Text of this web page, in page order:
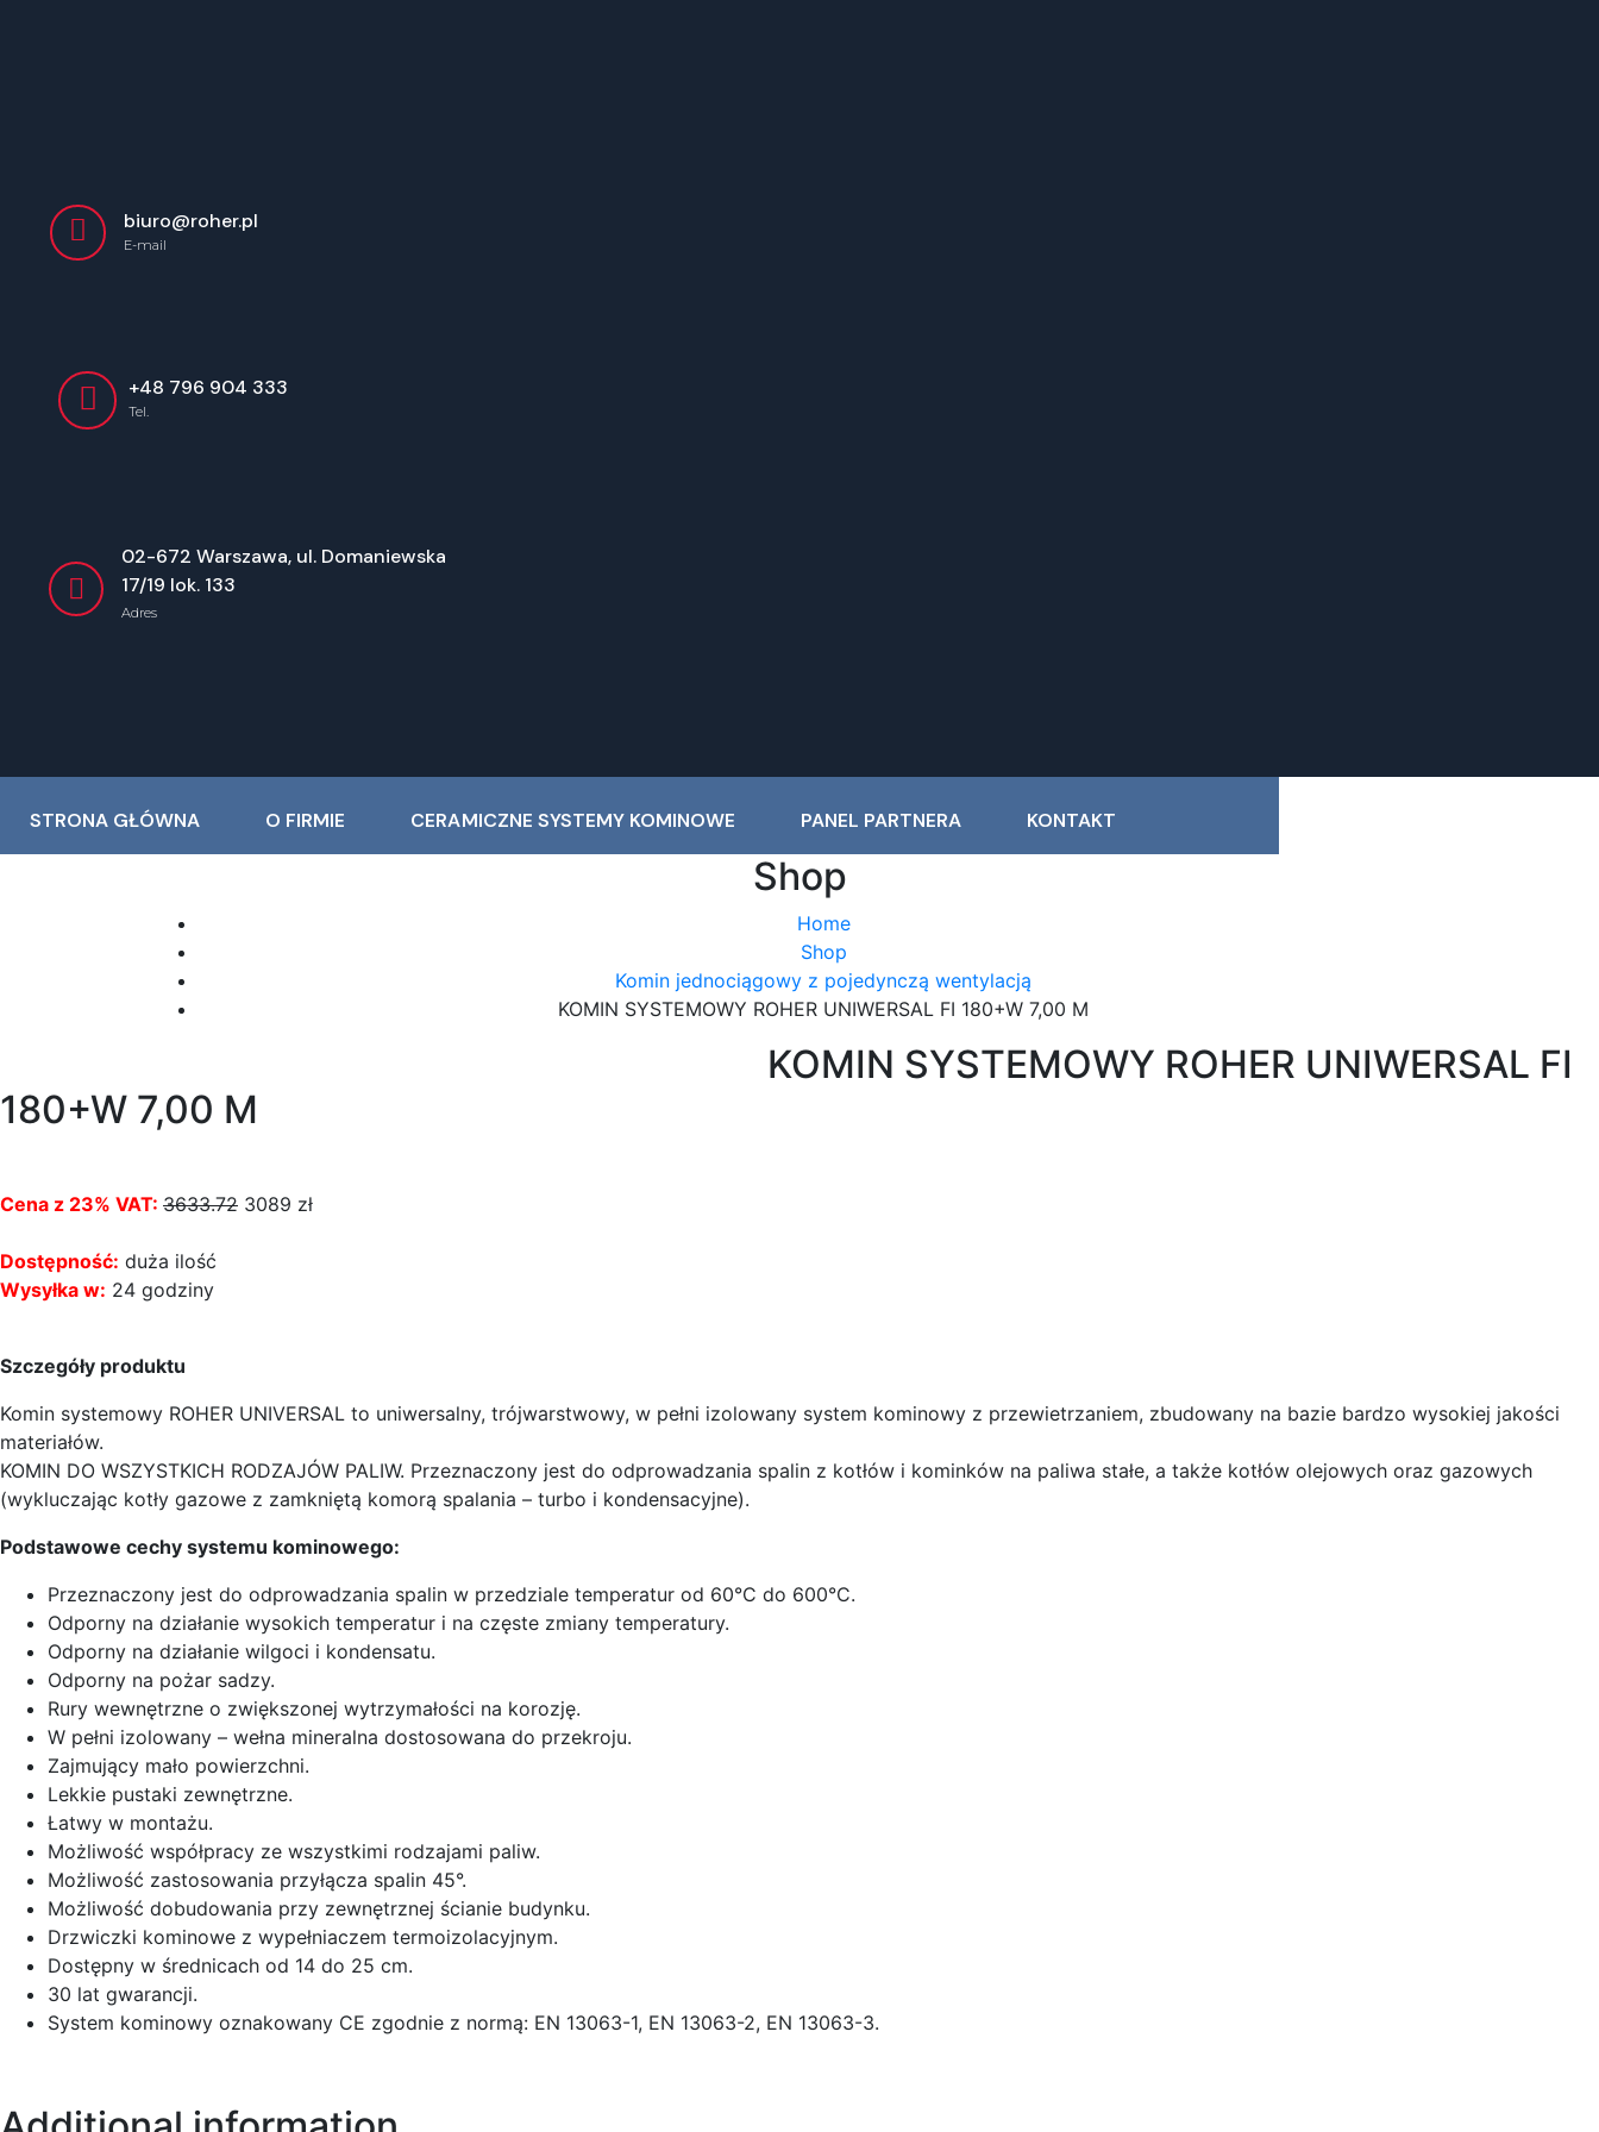
biuro@roher.pl
E-mail
+48 796 904 333
Tel.
02-672 Warszawa, ul. Domaniewska
17/19 lok. 133
Adres
STRONA GŁÓWNA O FIRMIE CERAMICZNE SYSTEMY KOMINOWE PANEL PARTNERA KONTAKT
Shop
Home
Shop
Komin jednociągowy z pojedynczą wentylacją
KOMIN SYSTEMOWY ROHER UNIWERSAL FI 180+W 7,00 M
KOMIN SYSTEMOWY ROHER UNIWERSAL FI
180+W 7,00 M
Cena z 23% VAT: 3633.72 3089 zł
Dostępność: duża ilość
Wysyłka w: 24 godziny
Szczegóły produktu
Komin systemowy ROHER UNIVERSAL to uniwersalny, trójwarstwowy, w pełni izolowany system kominowy z przewietrzaniem, zbudowany na bazie bardzo wysokiej jakości
materiałów.
KOMIN DO WSZYSTKICH RODZAJÓW PALIW. Przeznaczony jest do odprowadzania spalin z kotłów i kominków na paliwa stałe, a także kotłów olejowych oraz gazowych
(wykluczając kotły gazowe z zamkniętą komorą spalania – turbo i kondensacyjne).
Podstawowe cechy systemu kominowego:
Przeznaczony jest do odprowadzania spalin w przedziale temperatur od 60°C do 600°C.
Odporny na działanie wysokich temperatur i na częste zmiany temperatury.
Odporny na działanie wilgoci i kondensatu.
Odporny na pożar sadzy.
Rury wewnętrzne o zwiększonej wytrzymałości na korozję.
W pełni izolowany – wełna mineralna dostosowana do przekroju.
Zajmujący mało powierzchni.
Lekkie pustaki zewnętrzne.
Łatwy w montażu.
Możliwość współpracy ze wszystkimi rodzajami paliw.
Możliwość zastosowania przyłącza spalin 45°.
Możliwość dobudowania przy zewnętrznej ścianie budynku.
Drzwiczki kominowe z wypełniaczem termoizolacyjnym.
Dostępny w średnicach od 14 do 25 cm.
30 lat gwarancji.
System kominowy oznakowany CE zgodnie z normą: EN 13063-1, EN 13063-2, EN 13063-3.